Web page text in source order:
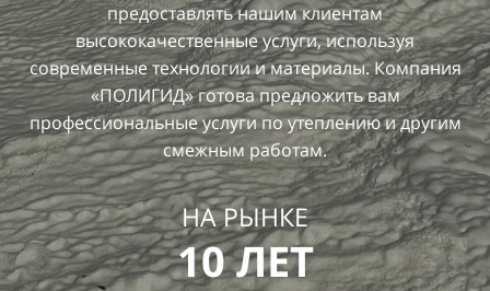
предоставлять нашим клиентам
высококачественные услуги, используя
современные технологии и материалы. Компания
«ПОЛИГИД» готова предложить вам
профессиональные услуги по утеплению и другим
смежным работам.
НА РЫНКЕ
10 ЛЕТ